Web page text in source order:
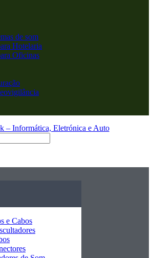
de som
Hotelaria
Oficinas
e Cabos